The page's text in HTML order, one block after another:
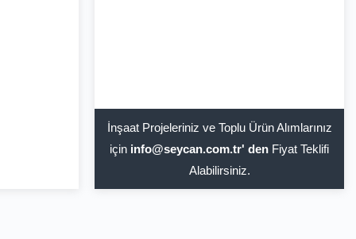
İnşaat Projeleriniz ve Toplu Ürün Alımlarınız
için info@seycan.com.tr' den Fiyat Teklifi
Alabilirsiniz.